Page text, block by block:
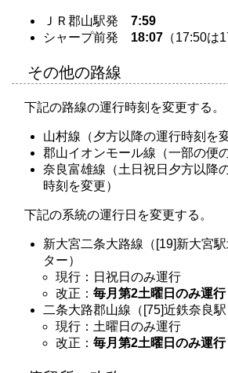
ＪＲ郡山駅発 7:59
シャープ前発 18:07 （17:50は
その他の路線
下記の路線の運行時刻を変更する。
山村線（夕方以降の運行時刻を変
郡山イオンモール線（一部の便
奈良富雄線（土日祝日夕方以降
時刻を変更）
下記の系統の運行日を変更する。
新大宮二条大路線（[19]新大宮
ター）
現行：日祝日のみ運行
改正： 毎月第2土曜日のみ運行
二条大路郡山線（[75]近鉄奈良駅
現行：土曜日のみ運行
改正： 毎月第2土曜日のみ運行